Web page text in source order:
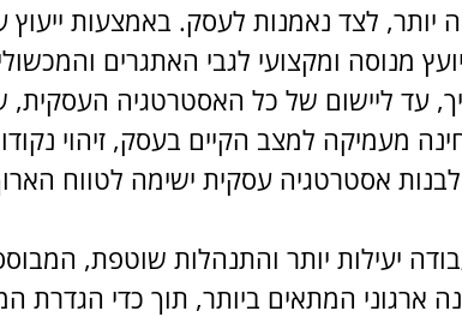
לצד נאמנות לעסק. באמצעות ייעוץ
מנוסה ומקצועי לגבי האתגרים
עד ליישום של כל האסטרטגיה
למצב הקיים בעסק, זיהוי
אסטרטגיה עסקית ישימה לטווח
יעילות יותר והתנהלות שוטפת,
המתאים ביותר, תוך כדי הגדרת